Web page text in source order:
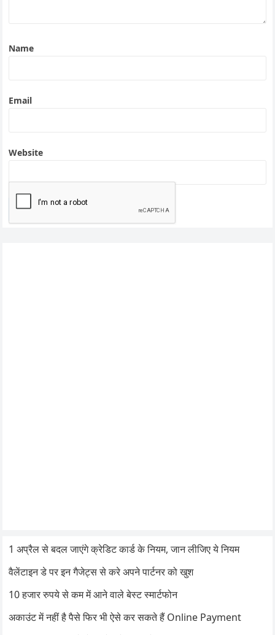
Name
Email
Website
1 अप्रैल से बदल जाएंगे क्रेडिट कार्ड के नियम, जान लीजिए ये नियम
वैलेंटाइन डे पर इन गैजेट्स से करे अपने पार्टनर को खुश
10 हजार रुपये से कम में आने वाले बेस्ट स्मार्टफोन
अकाउंट में नहीं है पैसे फिर भी ऐसे कर सकते हैं Online Payment